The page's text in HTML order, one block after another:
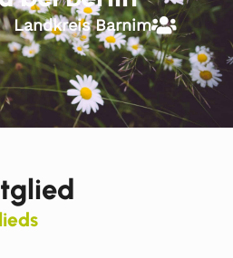
Landkreis Barnim